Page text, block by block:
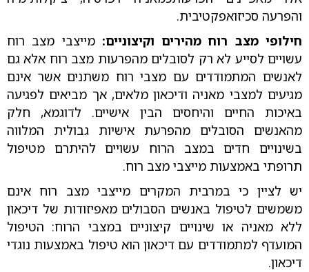
והפרעה סכיזואפקטיבית.
חילופי מצב רוח מהירים וקיצוניים: מייצבי מצב רוח
עשויים לסייע לא רק לסובלים מהפרעות מצב רוח אלא גם
לאנשים המתמודדים עם מצבי רוח משתנים אשר אינם
מגיעים למצבי מאניה ודיכאון מלאים, אך מביאים לפגיעה
באיכות החיים והיחסים הבין אישיים. לדוגמא, חלק
מהאנשים הסובלים מהפרעת אישיות גבולית המלווה
בשינויים חדים במצב הרוח עשויים להיתרם מטיפול
תרופתי באמצעות מייצבי מצב רוח.
יש לציין כי במרבית המקרים מייצבי מצב רוח אינם
משמשים לטיפול באנשים הסבולים מאפיזודות של דיכאון
ללא מאניה או שינויים קיצוניים במצבי הרוח: הטיפול
המועדף למתמודדים עם דיכאון הוא טיפול באמצעות נוגדי
דיכאון.